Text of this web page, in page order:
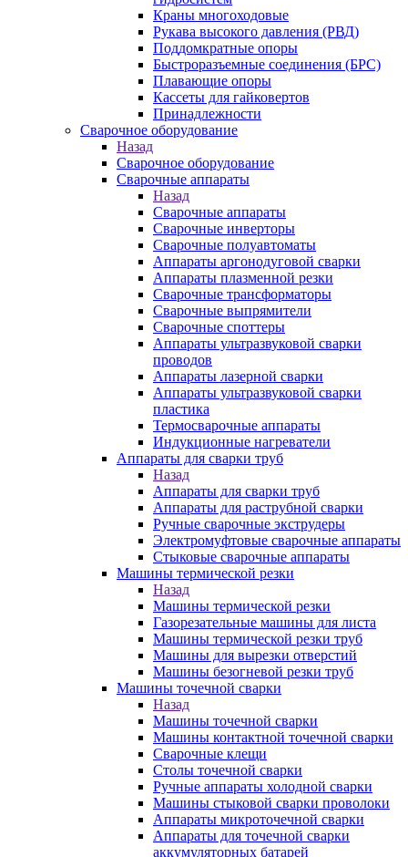
Краны многоходовые
Рукава высокого давления (РВД)
Поддомкратные опоры
Быстроразъемные соединения (БРС)
Плавающие опоры
Кассеты для гайковертов
Принадлежности
Сварочное оборудование
Назад
Сварочное оборудование
Сварочные аппараты
Назад
Сварочные аппараты
Сварочные инверторы
Сварочные полуавтоматы
Аппараты аргонодуговой сварки
Аппараты плазменной резки
Сварочные трансформаторы
Сварочные выпрямители
Сварочные споттеры
Аппараты ультразвуковой сварки
проводов
Аппараты лазерной сварки
Аппараты ультразвуковой сварки
пластика
Термосварочные аппараты
Индукционные нагреватели
Аппараты для сварки труб
Назад
Аппараты для сварки труб
Аппараты для раструбной сварки
Ручные сварочные экструдеры
Электромуфтовые сварочные аппараты
Стыковые сварочные аппараты
Машины термической резки
Назад
Машины термической резки
Газорезательные машины для листа
Машины термической резки труб
Машины для вырезки отверстий
Машины безогневой резки труб
Машины точечной сварки
Назад
Машины точечной сварки
Машины контактной точечной сварки
Сварочные клещи
Столы точечной сварки
Ручные аппараты холодной сварки
Машины стыковой сварки проволоки
Аппараты микроточечной сварки
Аппараты для точечной сварки
аккумуляторных батарей